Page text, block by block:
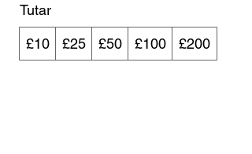
Tutar
£10 £25 £50 £100 £200